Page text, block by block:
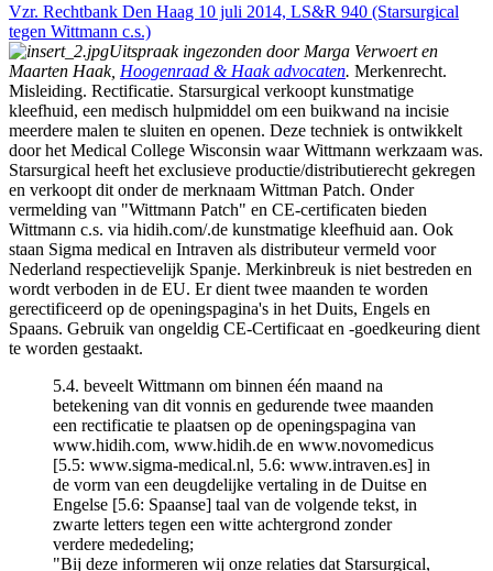
Vzr. Rechtbank Den Haag 10 juli 2014, LS&R 940 (Starsurgical
tegen Wittmann c.s.)
Uitspraak ingezonden door Marga Verwoert en
Maarten Haak, Hoogenraad & Haak advocaten. Merkenrecht.
Misleiding. Rectificatie. Starsurgical verkoopt kunstmatige
kleefhuid, een medisch hulpmiddel om een buikwand na incisie
meerdere malen te sluiten en openen. Deze techniek is ontwikkelt
door het Medical College Wisconsin waar Wittmann werkzaam was.
Starsurgical heeft het exclusieve productie/distributierecht gekregen
en verkoopt dit onder de merknaam Wittman Patch. Onder
vermelding van "Wittmann Patch" en CE-certificaten bieden
Wittmann c.s. via hidih.com/.de kunstmatige kleefhuid aan. Ook
staan Sigma medical en Intraven als distributeur vermeld voor
Nederland respectievelijk Spanje. Merkinbreuk is niet bestreden en
wordt verboden in de EU. Er dient twee maanden te worden
gerectificeerd op de openingspagina's in het Duits, Engels en
Spaans. Gebruik van ongeldig CE-Certificaat en -goedkeuring dient
te worden gestaakt.
5.4. beveelt Wittmann om binnen één maand na
betekening van dit vonnis en gedurende twee maanden
een rectificatie te plaatsen op de openingspagina van
www.hidih.com, www.hidih.de en www.novomedicus
[5.5: www.sigma-medical.nl, 5.6: www.intraven.es] in
de vorm van een deugdelijke vertaling in de Duitse en
Engelse [5.6: Spaanse] taal van de volgende tekst, in
zwarte letters tegen een witte achtergrond zonder
verdere mededeling;
"Bij deze informeren wij onze relaties dat Starsurgical,